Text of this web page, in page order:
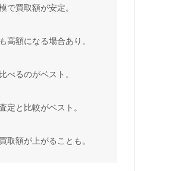
買取額が安定。
額になる場合あり。
るのがベスト。
と比較がベスト。
額が上がることも。